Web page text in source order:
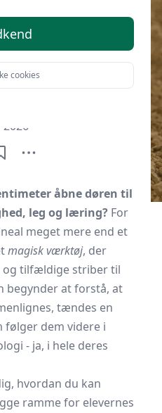
åbne døren til
leg og læring? For
meget mere end et
magisk værktøj, der
tilfældige striber til
begynder at forstå, at
tændes en
følger dem videre i
- ja, i hele deres
hvordan du kan
ramme for elevernes
cookies